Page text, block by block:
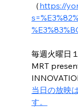
（https://
毎週火曜日
MRT
当日の放映
す。